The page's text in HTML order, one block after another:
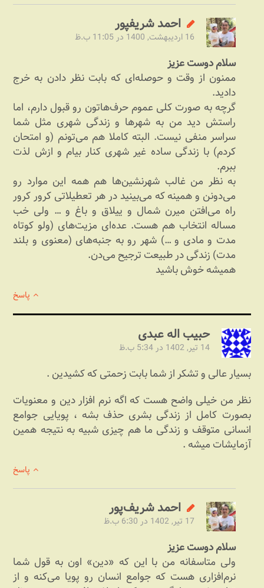
احمد شریف‎پور
16 اردیبهشت, 1400 در 11:05 ب.ظ
سلام دوست عزیز
ممنون از وقت و حوصله‌ای که بابت نظر دادن به خرج
دادید.
گرچه به صورت کلی عموم حرف‌هاتون رو قبول دارم، اما
راستش دید من به شهرها و زندگی شهری مثل شما
سراسر منفی نیست. البته کاملا هم می‌تونم (و امتحان
کردم) با زندگی ساده غیر شهری کنار بیام و ازش لذت
ببرم.
به نظر من غالب شهرنشین‌ها هم همه این موارد رو
می‌دونن و همینه که می‌بینید در هر تعطیلاتی کرور کرور
راه می‌افتن میرن شمال و ییلاق و باغ و … ولی خب
مساله انتخاب هم هست. عده‌ای مزیت‌های (ولو کوتاه
مدت و مادی و …) شهر رو به جنبه‌های (معنوی و بلند
مدت) زندگی در طبیعت ترجیح می‌دن.
همیشه خوش باشید
پاسخ
حبیب اله عبدی
14 تیر, 1402 در 5:34 ب.ظ
بسیار عالی و تشکر از شما بابت زحمتی که کشیدین .
نظر من خیلی واضح هست که اگه نرم افزار دین و معنویات
بصورت کامل از زندگی بشری حذف بشه ، پویایی جوامع
انسانی متوقف و زندگی ما هم چیزی شبیه به نتیجه همین
آزمایشات میشه .
پاسخ
احمد شریف‌پور
17 تیر, 1402 در 6:30 ب.ظ
سلام دوست عزیز
ولی متاسفانه من با این که «دین» اون به قول شما
نرم‌افزاری هست که جوامع انسان رو پویا می‌کنه و از